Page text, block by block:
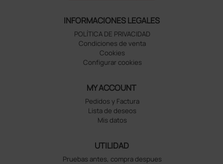
INFORMACIONES LEGALES
POLÍTICA DE PRIVACIDAD
Condiciones de venta
Cookies
Configurar cookies
MY ACCOUNT
Pedidos y Factura
Lista de deseos
Mis datos
UTILIDAD
Pruebas antes, compra despues